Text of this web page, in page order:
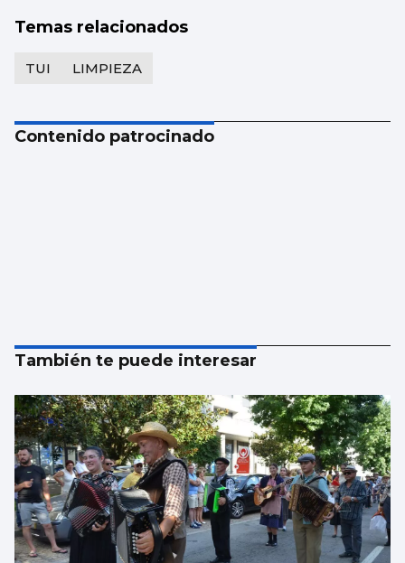
Temas relacionados
TUI LIMPIEZA
Contenido patrocinado
También te puede interesar